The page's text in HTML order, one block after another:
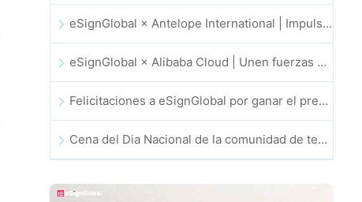
eSignGlobal × Antelope International | Impulsando flujos de trabajo digitales seguros y basados en IA
eSignGlobal × Alibaba Cloud | Unen fuerzas para fortalecer la confianza digital global en fintech
Felicitaciones a eSignGlobal por ganar el premio CAHK STAR 2025
Cena del Dia Nacional de la comunidad de tecnologia e innovacion de Hong Kong